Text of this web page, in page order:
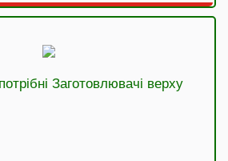
Заготовлювачі верху